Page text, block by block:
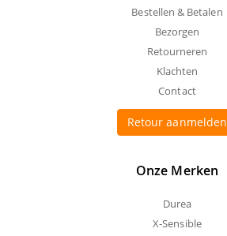
Bestellen & Betalen
Bezorgen
Retourneren
Klachten
Contact
Retour aanmelden
Onze Merken
Durea
X-Sensible